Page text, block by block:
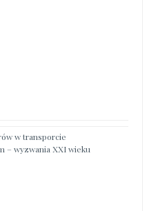
w transporcie
– wyzwania XXI wieku